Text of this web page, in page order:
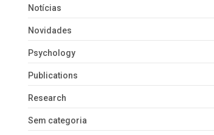
Notícias
Novidades
Psychology
Publications
Research
Sem categoria